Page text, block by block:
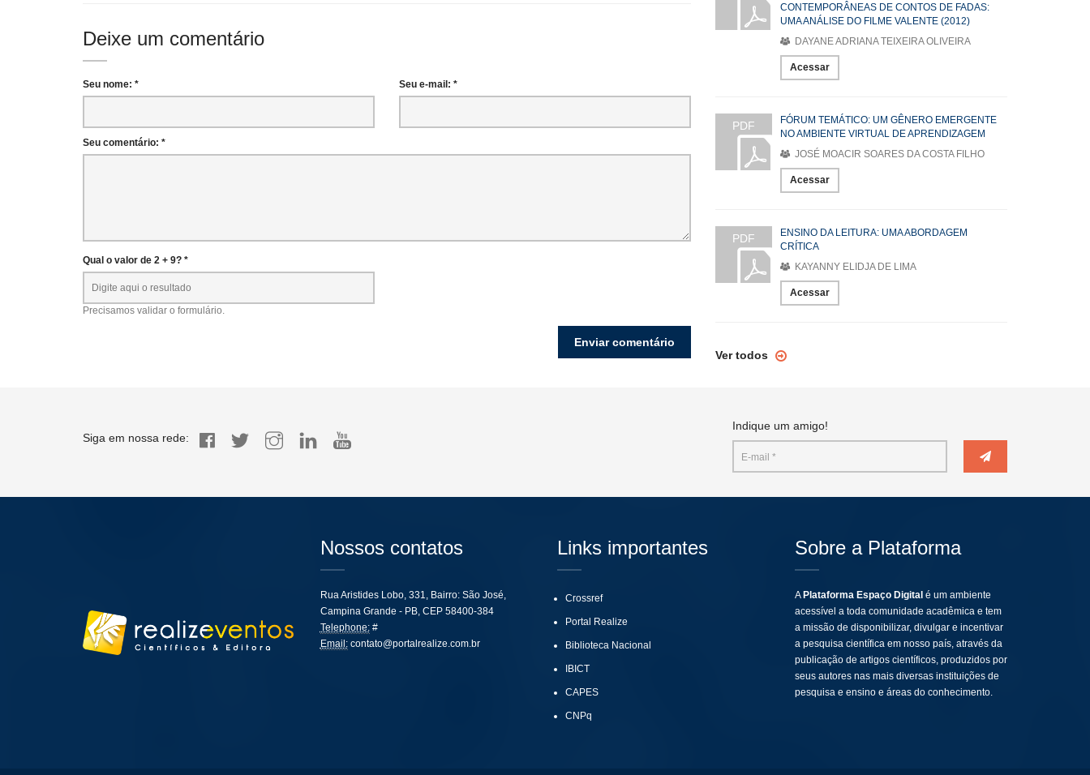
Deixe um comentário
Seu nome: * Seu e-mail: *
Seu comentário: *
Qual o valor de 2 + 9? *
Precisamos validar o formulário.
CONTEMPORÂNEAS DE CONTOS DE FADAS:
UMA ANÁLISE DO FILME VALENTE (2012)
DAYANE ADRIANA TEIXEIRA OLIVEIRA
Acessar
PDF
FÓRUM TEMÁTICO: UM GÊNERO EMERGENTE
NO AMBIENTE VIRTUAL DE APRENDIZAGEM
JOSÉ MOACIR SOARES DA COSTA FILHO
Acessar
PDF
ENSINO DA LEITURA: UMA ABORDAGEM
CRÍTICA
KAYANNY ELIDJA DE LIMA
Acessar
Ver todos
Siga em nossa rede:
Indique um amigo!
Nossos contatos
Rua Aristides Lobo, 331, Bairro: São José,
Campina Grande - PB, CEP 58400-384
Telephone:#
Email: contato@portalrealize.com.br
Links importantes
Crossref
Portal Realize
Biblioteca Nacional
IBICT
CAPES
CNPq
Sobre a Plataforma
A Plataforma Espaço Digital é um ambiente
acessível a toda comunidade acadêmica e tem
a missão de disponibilizar, divulgar e incentivar
a pesquisa científica em nosso país, através da
publicação de artigos científicos, produzidos por
seus autores nas mais diversas instituições de
pesquisa e ensino e áreas do conhecimento.